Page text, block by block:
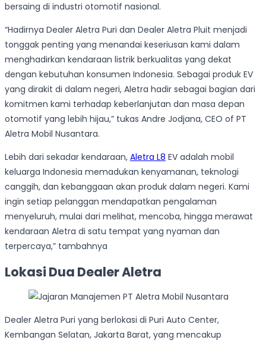
bersaing di industri otomotif nasional.
“Hadirnya Dealer Aletra Puri dan Dealer Aletra Pluit menjadi
tonggak penting yang menandai keseriusan kami dalam
menghadirkan kendaraan listrik berkualitas yang dekat
dengan kebutuhan konsumen Indonesia. Sebagai produk EV
yang dirakit di dalam negeri, Aletra hadir sebagai bagian dari
komitmen kami terhadap keberlanjutan dan masa depan
otomotif yang lebih hijau,” tukas Andre Jodjana, CEO of PT
Aletra Mobil Nusantara.
Lebih dari sekadar kendaraan, Aletra L8 EV adalah mobil
keluarga Indonesia memadukan kenyamanan, teknologi
canggih, dan kebanggaan akan produk dalam negeri. Kami
ingin setiap pelanggan mendapatkan pengalaman
menyeluruh, mulai dari melihat, mencoba, hingga merawat
kendaraan Aletra di satu tempat yang nyaman dan
terpercaya,” tambahnya
Lokasi Dua Dealer Aletra
Dealer Aletra Puri yang berlokasi di Puri Auto Center,
Kembangan Selatan, Jakarta Barat, yang mencakup